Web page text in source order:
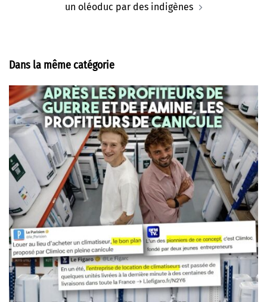
un oléoduc par des indigènes
Dans la même catégorie